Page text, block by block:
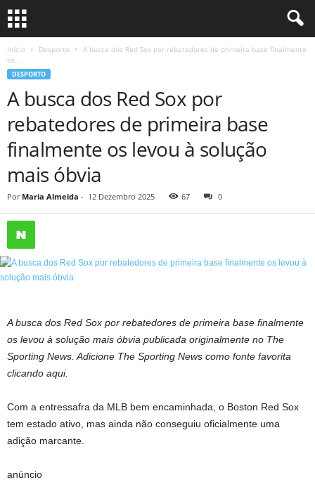
Início Desporto
A busca dos Red Sox por rebatedores de primeira base finalmente
os...
DESPORTO
A busca dos Red Sox por
rebatedores de primeira base
finalmente os levou à solução
mais óbvia
Por Maria Almeida - 12 Dezembro 2025 67 0
A busca dos Red Sox por rebatedores de primeira base finalmente
os levou à solução mais óbvia publicada originalmente no The
Sporting News. Adicione The Sporting News como fonte favorita
clicando aqui.
Com a entressafra da MLB bem encaminhada, o Boston Red Sox
tem estado ativo, mas ainda não conseguiu oficialmente uma
adição marcante.
anúncio